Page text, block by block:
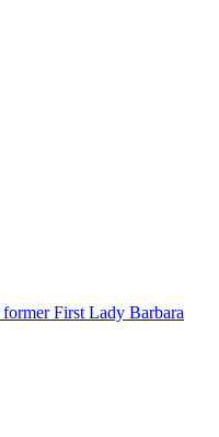
First Lady Barbara